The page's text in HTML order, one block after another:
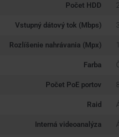
Počet HDD 2
Vstupný dátový tok (Mbps)
Rozlíšenie nahrávania (Mpx)
Farba
Počet PoE portov 8
Raid
Interná videoanalýza